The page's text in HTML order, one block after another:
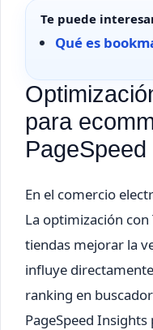
Te puede
Qué es
para
PageSpeed
En el comercio
La optimización
tiendas mejorar la
influye
ranking en
PageSpeed